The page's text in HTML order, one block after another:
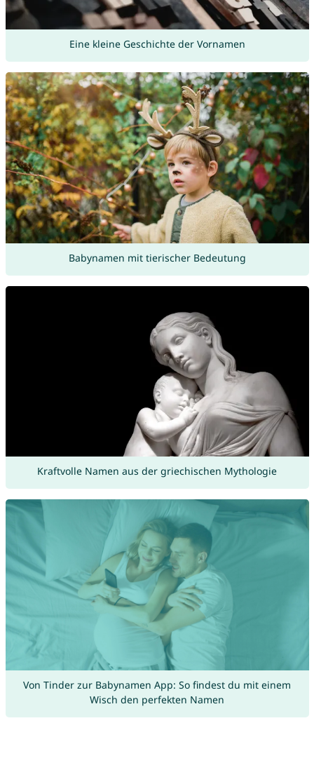
Eine kleine Geschichte der Vornamen
Babynamen mit tierischer Bedeutung
Kraftvolle Namen aus der griechischen Mythologie
Von Tinder zur Babynamen App: So findest du mit einem
Wisch den perfekten Namen